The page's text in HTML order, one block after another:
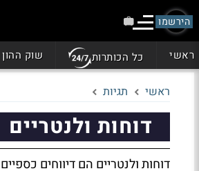
הירשמו
ראשי כל הכותרות שוק ההון
ראשי תגיות
דוחות ולנטריים
דוחות ולנטריים הם דיווחים